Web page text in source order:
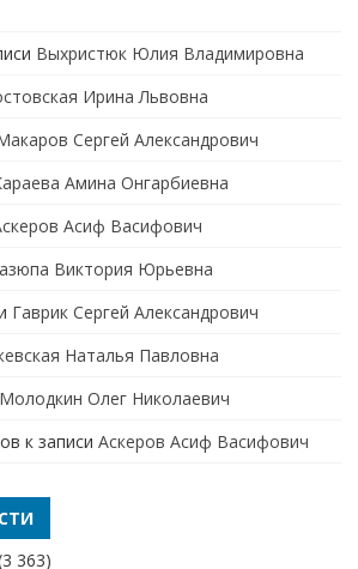
Выхристюк Юлия Владимировна
Ирина Львовна
Сергей Александрович
Амина Онгарбиевна
Асиф Васифович
Виктория Юрьевна
Гаврик Сергей Александрович
Наталья Павловна
Молодкин Олег Николаевич
к записи Аскеров Асиф Васифович
363)